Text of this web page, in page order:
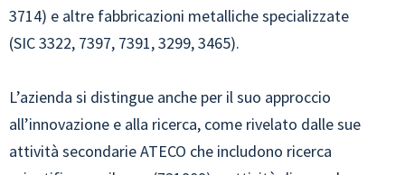
3714) e altre fabbricazioni metalliche specializzate
(SIC 3322, 7397, 7391, 3299, 3465).
L’azienda si distingue anche per il suo approccio
all’innovazione e alla ricerca, come rivelato dalle sue
attività secondarie ATECO che includono ricerca